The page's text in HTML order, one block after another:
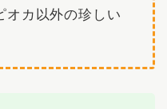
オカ以外の珍しい